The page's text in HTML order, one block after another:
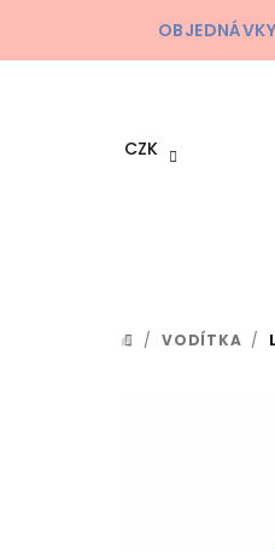
CZK
DOMŮ
/ VODÍTKA /